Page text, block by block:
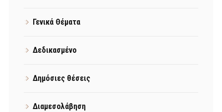
Γενικά Θέματα
Δεδικασμένο
Δημόσιες θέσεις
Διαμεσολάβηση